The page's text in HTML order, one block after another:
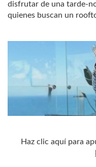
disfrutar de una tarde-
quienes buscan un
Haz clic aquí para